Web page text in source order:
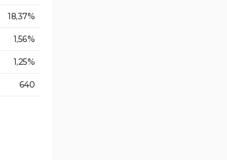
18,37%
1,56%
1,25%
640